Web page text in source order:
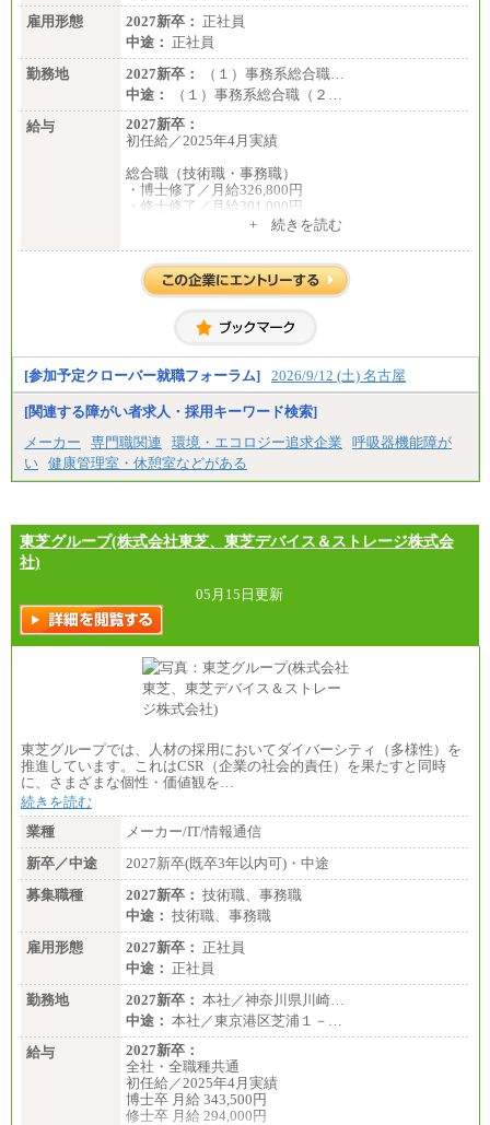
雇用形態
2027新卒： 正社員
中途： 正社員
勤務地
2027新卒：
（１）事務系総合職…
中途：
（１）事務系総合職（２…
給与
2027新卒：
初任給／2025年4月実績
総合職（技術職・事務職）
・博士修了／月給326,800円
・修士修了／月給301,000円
・大学卒／月給282,000円
・高専卒（本科）／月給256,000円
一般事務職
・高専卒（専攻科）／月給206,400円
・高専卒（本科）月給197,800円
・短大卒／月給197,800円
・専門卒（2年）／月給197,800円
※試用期間中も給与に変更はございません。
中途：
（１）（２）
月給：270,000円～
想定年収：490万円～1,100万円
・1,090万円/38歳・月給59万円 *残業代・家族手当
対象外
月給：190,000円～
想定年収：340万円～610万円
年収例：
・460万円/28歳・月給26万円
・520万円/32歳・月給29万円
（４）
月給：201,000円～
年収例：
・520万円/32歳・月給29万円
※キャリアや能力等を考慮の上、当社規定により確
定します
※残業手当：別途支給
※固定給に固定残業代含まず
※試用期間中も給与に変更なし
+ 続きを読む
[参加予定クローバー就職フォーラム] 2026/9/12 (土) 名古屋
[関連する障がい者求人・採用キーワード検索]
メーカー
専門職関連 環境・エコロジー追求企業
呼吸器機能障が
い 健康管理室・休憩室などがある
東芝グループ(株式会社東芝、東芝デバイス＆ストレージ株式会
社)
05月15日更新
東芝グループでは、人材の採用においてダイバーシティ（多様性）を
推進しています。これはCSR（企業の社会的責任）を果たすと同時
に、さまざまな個性・価値観を…
続きを読む
業種
メーカー/IT/情報通信
新卒／中途
2027新卒(既卒3年以内可)・中途
募集職種
2027新卒： 技術職、事務職
中途： 技術職、事務職
雇用形態
2027新卒： 正社員
中途： 正社員
勤務地
2027新卒： 本社／神奈川県川崎…
中途： 本社／東京港区芝浦１－…
給与
2027新卒：
全社・全職種共通
初任給／2025年4月実績
博士卒 月給 343,500円
修士卒 月給 294,000円